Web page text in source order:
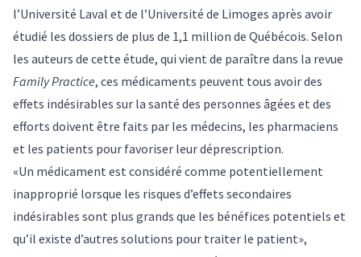
l’Université Laval et de l’Université de Limoges après avoir
étudié les dossiers de plus de 1,1 million de Québécois. Selon
les auteurs de cette étude, qui vient de paraître dans la revue
Family Practice, ces médicaments peuvent tous avoir des
effets indésirables sur la santé des personnes âgées et des
efforts doivent être faits par les médecins, les pharmaciens
et les patients pour favoriser leur déprescription.
«Un médicament est considéré comme potentiellement
inapproprié lorsque les risques d’effets secondaires
indésirables sont plus grands que les bénéfices potentiels et
qu’il existe d’autres solutions pour traiter le patient»,